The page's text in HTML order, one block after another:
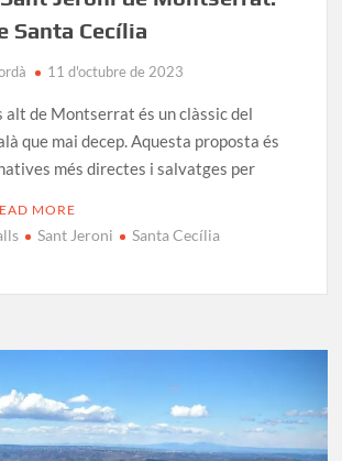
Santa Cecília
11 d'octubre de 2023
alt de Montserrat és un clàssic del
que mai decep. Aquesta proposta és
més directes i salvatges per
MORE
Sant Jeroni Santa Cecília